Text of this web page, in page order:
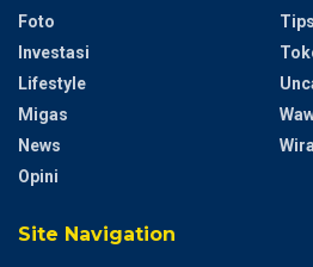
Foto
Investasi
Lifestyle
Migas
News
Opini
Tips
Site Navigation